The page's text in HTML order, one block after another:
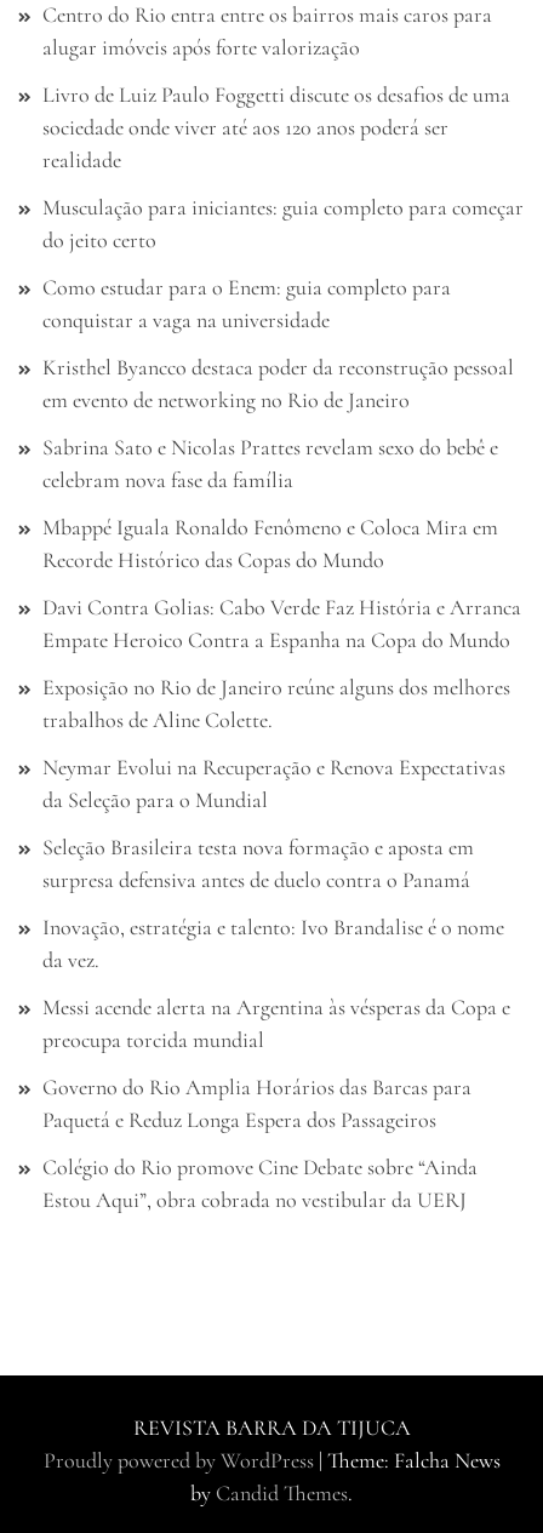
Centro do Rio entra entre os bairros mais caros para
alugar imóveis após forte valorização
Livro de Luiz Paulo Foggetti discute os desafios de uma
sociedade onde viver até aos 120 anos poderá ser
realidade
Musculação para iniciantes: guia completo para começar
do jeito certo
Como estudar para o Enem: guia completo para
conquistar a vaga na universidade
Kristhel Byancco destaca poder da reconstrução pessoal
em evento de networking no Rio de Janeiro
Sabrina Sato e Nicolas Prattes revelam sexo do bebê e
celebram nova fase da família
Mbappé Iguala Ronaldo Fenômeno e Coloca Mira em
Recorde Histórico das Copas do Mundo
Davi Contra Golias: Cabo Verde Faz História e Arranca
Empate Heroico Contra a Espanha na Copa do Mundo
Exposição no Rio de Janeiro reúne alguns dos melhores
trabalhos de Aline Colette.
Neymar Evolui na Recuperação e Renova Expectativas
da Seleção para o Mundial
Seleção Brasileira testa nova formação e aposta em
surpresa defensiva antes de duelo contra o Panamá
Inovação, estratégia e talento: Ivo Brandalise é o nome
da vez.
Messi acende alerta na Argentina às vésperas da Copa e
preocupa torcida mundial
Governo do Rio Amplia Horários das Barcas para
Paquetá e Reduz Longa Espera dos Passageiros
Colégio do Rio promove Cine Debate sobre “Ainda
Estou Aqui”, obra cobrada no vestibular da UERJ
REVISTA BARRA DA TIJUCA
Proudly powered by WordPress | Theme: Falcha News
by Candid Themes.